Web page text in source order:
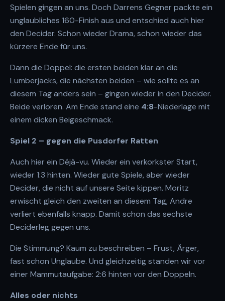
Spielen gingen an uns. Doch Darrens Gegner packte ein
unglaubliches 160-Finish aus und entschied auch hier
den Decider. Schon wieder Drama, schon wieder das
kürzere Ende für uns.
Dann die Doppel: die ersten beiden klar an die
Lumberjacks, die nächsten beiden – wie sollte es an
diesem Tag anders sein – gingen wieder in den Decider.
Beide verloren. Am Ende stand eine 4:8-Niederlage mit
einem dicken Beigeschmack.
Spiel 2 – gegen die Pusdorfer Ratten
Auch hier ein Déjà-vu. Wieder ein verkorkster Start,
wieder 1:3 hinten. Wieder gute Spiele, aber wieder
Decider, die nicht auf unsere Seite kippen. Moritz
erwischt gleich den zweiten an diesem Tag, Andre
verliert ebenfalls knapp. Damit schon das sechste
Deciderleg gegen uns.
Die Stimmung? Kaum zu beschreiben – Frust, Ärger,
fast schon Unglaube. Und gleichzeitig standen wir vor
einer Mammutaufgabe: 2:6 hinten vor den Doppeln.
Alles oder nichts